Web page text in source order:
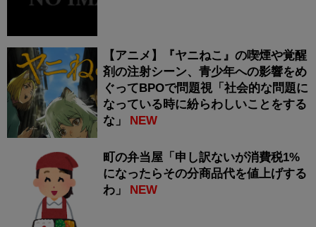
【アニメ】『ヤニねこ』の喫煙や覚醒
剤の注射シーン、青少年への影響をめ
ぐってBPOで問題視「社会的な問題に
なっている時に紛らわしいことをする
な」
NEW
町の弁当屋「申し訳ないが消費税1%
になったらその分商品代を値上げする
わ」
NEW